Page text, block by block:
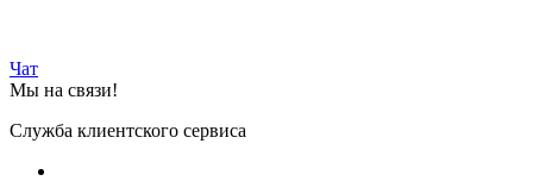
Чат
Мы на связи!
Служба клиентского сервиса